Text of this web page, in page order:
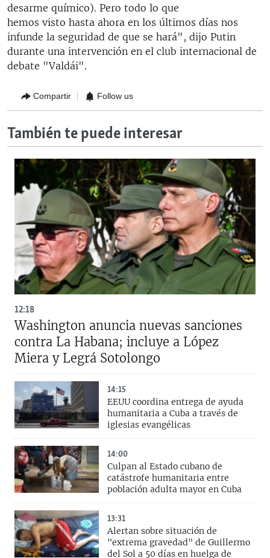
desarme químico). Pero todo lo que
hemos visto hasta ahora en los últimos días nos
infunde la seguridad de que se hará", dijo Putin
durante una intervención en el club internacional de
debate "Valdái".
Compartir Follow us
También te puede interesar
12:18
Washington anuncia nuevas sanciones
contra La Habana; incluye a López
Miera y Legrá Sotolongo
14:15
EEUU coordina entrega de ayuda
humanitaria a Cuba a través de
iglesias evangélicas
14:00
Culpan al Estado cubano de
catástrofe humanitaria entre
población adulta mayor en Cuba
13:31
Alertan sobre situación de
"extrema gravedad" de Guillermo
del Sol a 50 días en huelga de